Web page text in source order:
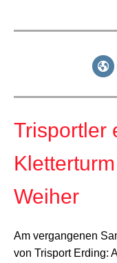
Trisportler
Weiher
Am vergangenen
von Trisport Erding: